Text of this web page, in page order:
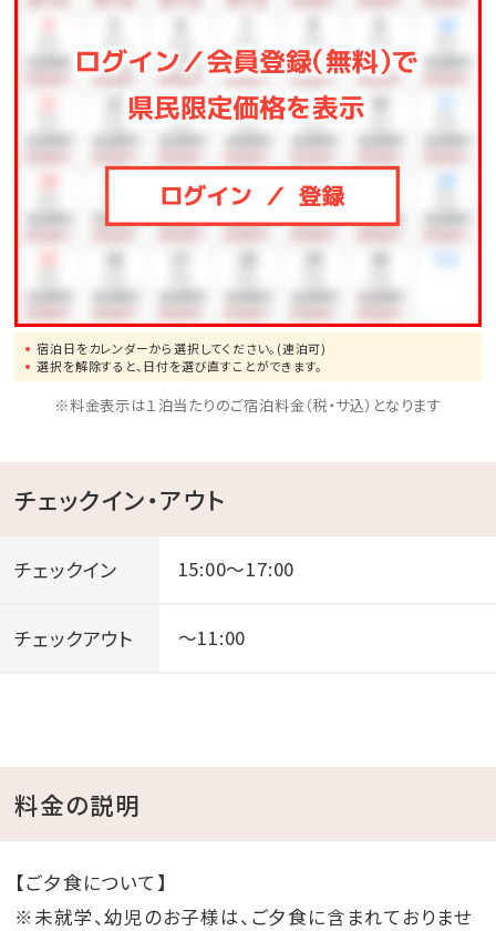
宿泊日をカレンダーから選択してください。(連泊可)
選択を解除すると、日付を選び直すことができます。
※料金表示は１泊当たりのご宿泊料金（税・サ込）となります
チェックイン・アウト
チェックイン 15:00～17:00
チェックアウト ～11:00
料金の説明
【ご夕食について】
※未就学、幼児のお子様は、ご夕食に含まれておりませ